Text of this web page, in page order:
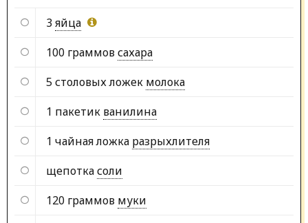
3 яйца
100 граммовсахара
5 столовых ложек молока
1 пакетик ванилина
1 чайная ложка разрыхлителя
щепоткасоли
120 граммов муки